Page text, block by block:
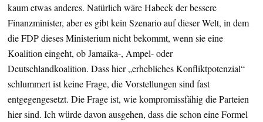
kaum etwas anderes. Natürlich wäre Habeck der bessere
Finanzminister, aber es gibt kein Szenario auf dieser Welt, in dem
die FDP dieses Ministerium nicht bekommt, wenn sie eine
Koalition eingeht, ob Jamaika-, Ampel- oder
Deutschlandkoalition. Dass hier „erhebliches Konfliktpotenzial“
schlummert ist keine Frage, die Vorstellungen sind fast
entgegengesetzt. Die Frage ist, wie kompromissfähig die Parteien
hier sind. Ich würde davon ausgehen, dass die schon eine Formel